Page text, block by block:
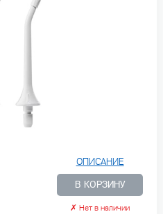
ОПИСАНИЕ
В КОРЗИНУ
✗ Нет в наличии